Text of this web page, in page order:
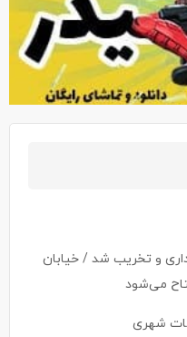
و تخریب شد / خیابان
شهری